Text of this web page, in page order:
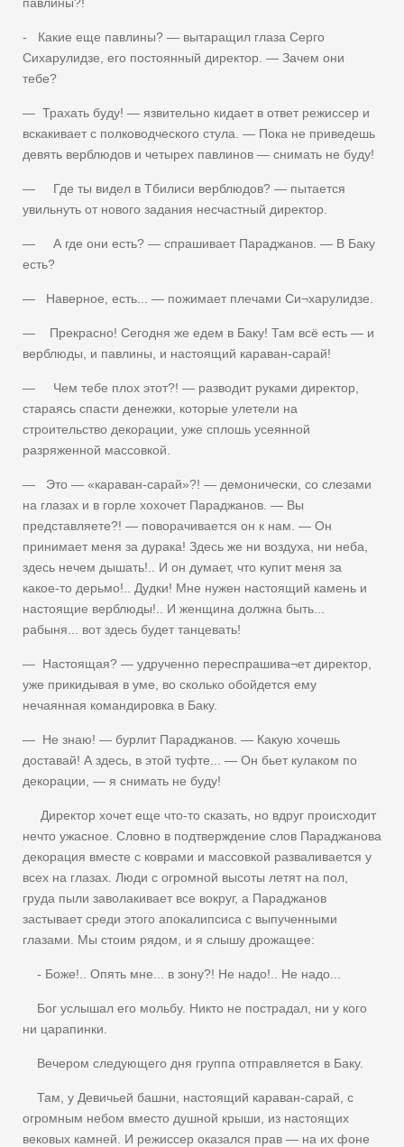
- Какие еще павлины? — вытаращил глаза Серго
Сихарулидзе, его постоянный директор. — Зачем они
тебе?
— Трахать буду! — язвительно кидает в ответ режиссер и
вскакивает с полководческого стула. — Пока не приведешь
девять верблюдов и четырех павлинов — снимать не буду!
— Где ты видел в Тбилиси верблюдов? — пытается
увильнуть от нового задания несчастный директор.
— А где они есть? — спрашивает Параджанов. — В Баку
есть?
— Наверное, есть... — пожимает плечами Си¬харулидзе.
— Прекрасно! Сегодня же едем в Баку! Там всё есть — и
верблюды, и павлины, и настоящий караван-сарай!
— Чем тебе плох этот?! — разводит руками директор,
стараясь спасти денежки, которые улетели на
строительство декорации, уже сплошь усеянной
разряженной массовкой.
— Это — «караван-сарай»?! — демонически, со слезами
на глазах и в горле хохочет Параджанов. — Вы
представляете?! — поворачивается он к нам. — Он
принимает меня за дурака! Здесь же ни воздуха, ни неба,
здесь нечем дышать!.. И он думает, что купит меня за
какое-то дерьмо!.. Дудки! Мне нужен настоящий камень и
настоящие верблюды!.. И женщина должна быть...
рабыня... вот здесь будет танцевать!
— Настоящая? — удрученно переспрашива¬ет директор,
уже прикидывая в уме, во сколько обойдется ему
нечаянная командировка в Баку.
— Не знаю! — бурлит Параджанов. — Какую хочешь
доставай! А здесь, в этой туфте... — Он бьет кулаком по
декорации, — я снимать не буду!
Директор хочет еще что-то сказать, но вдруг происходит
нечто ужасное. Словно в подтверждение слов Параджанова
декорация вместе с коврами и массовкой разваливается у
всех на глазах. Люди с огромной высоты летят на пол,
груда пыли заволакивает все вокруг, а Параджанов
застывает среди этого апокалипсиса с выпученными
глазами. Мы стоим рядом, и я слышу дрожащее:
- Боже!.. Опять мне... в зону?! Не надо!.. Не надо...
Бог услышал его мольбу. Никто не пострадал, ни у кого
ни царапинки.
Вечером следующего дня группа отправляется в Баку.
Там, у Девичьей башни, настоящий караван-сарай, с
огромным небом вместо душной крыши, из настоящих
вековых камней. И режиссер оказался прав — на их фоне